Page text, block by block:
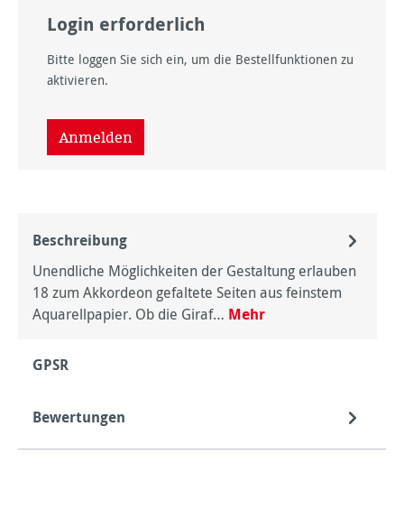
Login erforderlich
Bitte loggen Sie sich ein, um die Bestellfunktionen zu
aktivieren.
Anmelden
Beschreibung
Unendliche Möglichkeiten der Gestaltung erlauben
18 zum Akkordeon gefaltete Seiten aus feinstem
Aquarellpapier. Ob die Giraf… Mehr
GPSR
Bewertungen